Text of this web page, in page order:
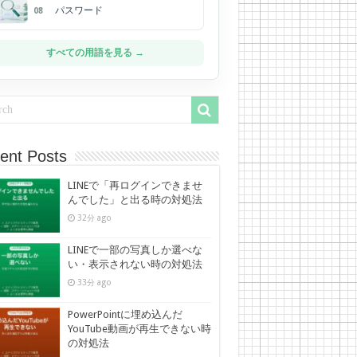
08 パスワード
すべての用語を見る →
Posts
LINEで「再ログインできませ
んでした」と出る時の対処法
32分 ago
LINEで一部の写真しか選べな
い・表示されない時の対処法
33分 ago
PowerPointに埋め込んだ
YouTube動画が再生できない時
の対処法